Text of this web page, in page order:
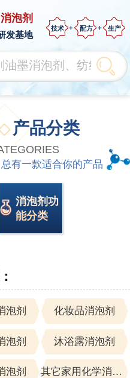
泡剂
发基地
技术 配方 生产
产品分类
有一款适合你的产品
消泡剂功
能分类
泡剂 化妆品消泡剂
泡剂 沐浴露消泡剂
泡剂 其它家用化学消泡剂